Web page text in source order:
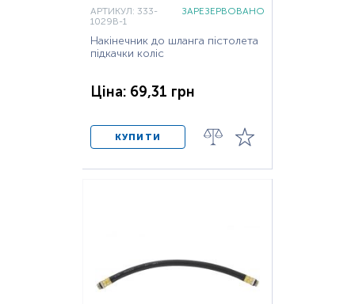
АРТИКУЛ: 333-
1029B-1
ЗАРЕЗЕРВОВАНО
Накінечник до шланга пістолета
підкачки коліс
Ціна: 69,31 грн
КУПИТИ